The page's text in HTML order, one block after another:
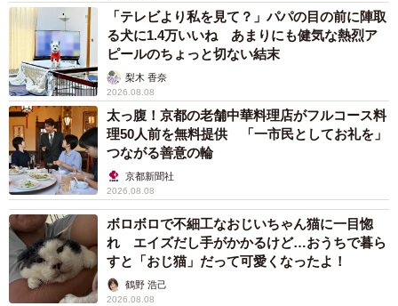
「テレビより私を見て？」パパの目の前に陣取
る犬に1.4万いいね あまりにも健気な熱烈ア
ピールのちょっと切ない結末
梨木 香奈
2026.08.08
太っ腹！京都の老舗中華料理店がフルコース料
理50人前を無料提供 「一市民としてお礼を」
つながる善意の輪
京都新聞社
2026.08.08
ボロボロで不細工なおじいちゃん猫に一目惚
れ エイズだし手がかかるけど…おうちで暮ら
すと「おじ猫」だって可愛くなったよ！
鶴野 浩己
2026.08.08